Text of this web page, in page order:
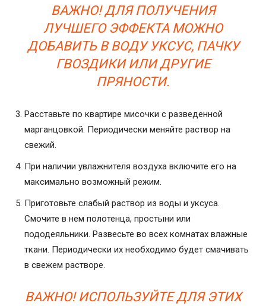
ВАЖНО! ДЛЯ ПОЛУЧЕНИЯ
ЛУЧШЕГО ЭФФЕКТА МОЖНО
ДОБАВИТЬ В ВОДУ УКСУС, ПАЧКУ
ГВОЗДИКИ ИЛИ ДРУГИЕ
ПРЯНОСТИ.
Расставьте по квартире мисочки с разведенной
марганцовкой. Периодически меняйте раствор на
свежий.
При наличии увлажнителя воздуха включите его на
максимально возможный режим.
Приготовьте слабый раствор из воды и уксуса.
Смочите в нем полотенца, простыни или
пододеяльники. Развесьте во всех комнатах влажные
ткани. Периодически их необходимо будет смачивать
в свежем растворе.
ВАЖНО! ИСПОЛЬЗУЙТЕ ДЛЯ ЭТИХ